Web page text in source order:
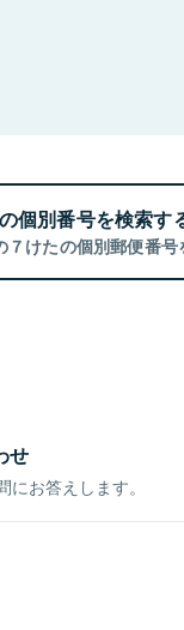
個別番号を検索す
７けたの個別郵便番号
せ
お答えします。